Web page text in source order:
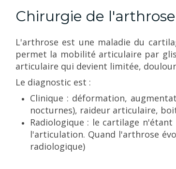
Chirurgie de
L'arthrose est une maladie du
permet la mobilité articulaire par
articulaire qui devient limitée,
Le diagnostic est :
Clinique : déformation,
nocturnes), raideur articulaire,
Radiologique : le cartilage
l'articulation. Quand l'arthrose
radiologique)